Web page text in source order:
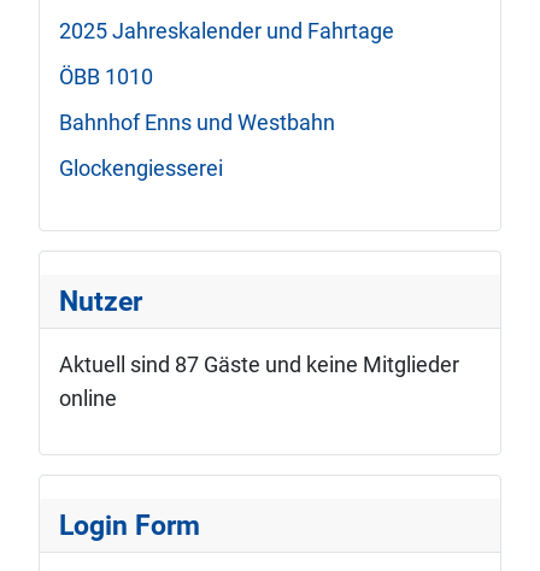
2025 Jahreskalender und Fahrtage
ÖBB 1010
Bahnhof Enns und Westbahn
Glockengiesserei
Nutzer
Aktuell sind 87 Gäste und keine Mitglieder
online
Login Form